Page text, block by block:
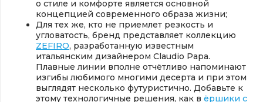
о стиле и комфорте является основной
концепцией современного образа жизни;
Для тех же, кто не приемлет резкость и
угловатость, бренд представляет коллекцию
ZEFIRO, разработанную известным
итальянским дизайнером Claudio Papa.
Плавные линии вполне отчётливо напоминают
изгибы любимого многими десерта и при этом
выглядят несколько футуристично. Добавьте к
этому технологичные решения, как в ёршики с